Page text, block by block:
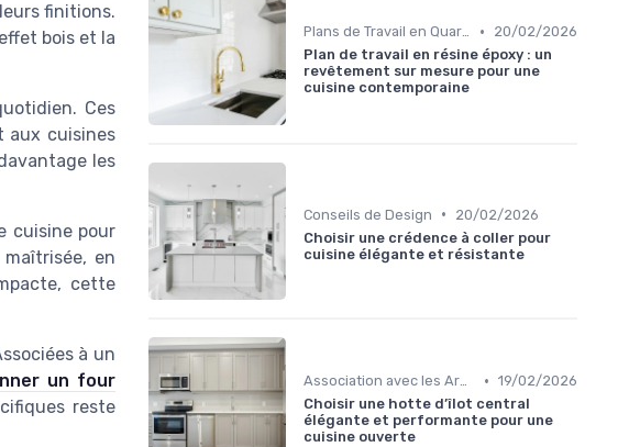
finitions.
bois et la
Ces
aux cuisines
les
cuisine pour
en
cette
à un
un four
reste
Plans de Travail en Quartz •
20/02/2026
Plan de travail en résine époxy : un
revêtement sur mesure pour une
cuisine contemporaine
Conseils de Design •
20/02/2026
Choisir une crédence à coller pour
cuisine élégante et résistante
Association avec les Armoires de Cuisine • 19/02/2026
Choisir une hotte d’îlot central
élégante et performante pour une
cuisine ouverte